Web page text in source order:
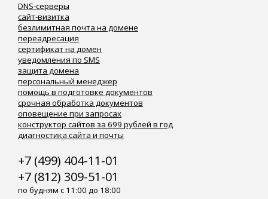
DNS-серверы
сайт-визитка
безлимитная почта на домене
переадресация
сертификат на домен
уведомления по SMS
защита домена
персональный менеджер
помощь в подготовке документов
срочная обработка документов
оповещение при запросах
конструктор сайтов за 699 рублей в год
диагностика сайта и почты
+7 (499) 404-11-01
+7 (812) 309-51-01
по будням с 11:00 до 18:00